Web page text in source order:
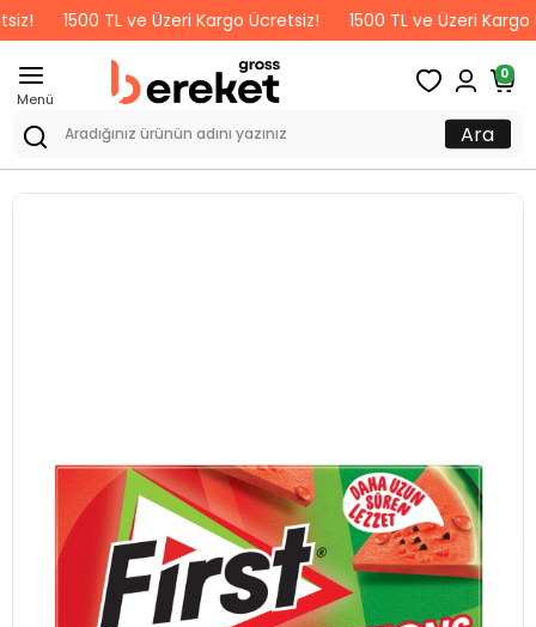
1500 TL ve Üzeri Kargo Ücretsiz! 1500 TL ve Üzeri Kargo
Menü
0
Ara